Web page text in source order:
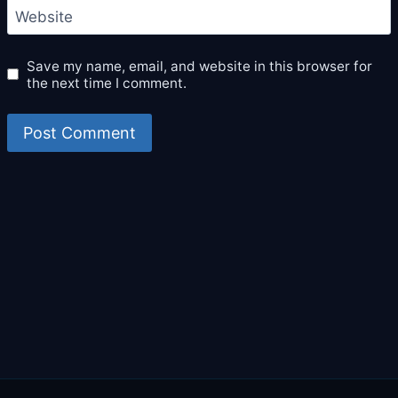
Website
Save my name, email, and website in this browser for
the next time I comment.